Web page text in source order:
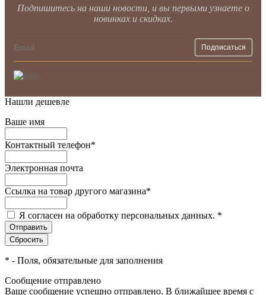
Подпишитесь на наши новости, и вы первыми узнаете о
новинках и скидках.
Нашли дешевле
Ваше имя
Контактный телефон*
Электронная почта
Ссылка на товар другого магазина*
Я согласен на обработку персональных данных. *
* - Поля, обязательные для заполнения
Сообщение отправлено
Ваше сообщение успешно отправлено. В ближайшее время с